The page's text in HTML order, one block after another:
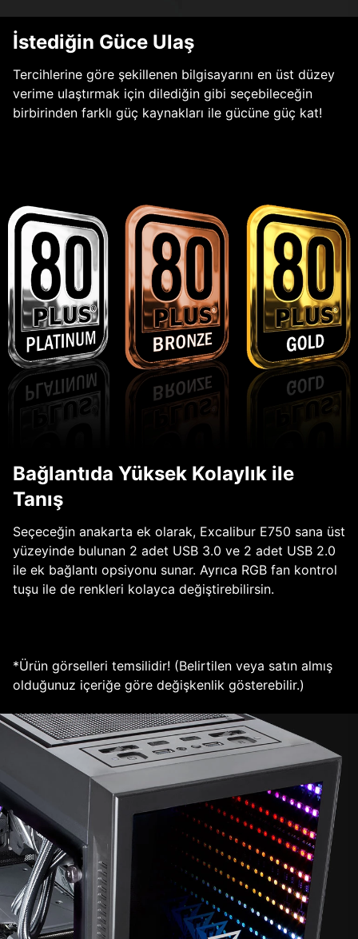
İstediğin Güce Ulaş
Tercihlerine göre şekillenen bilgisayarını en üst düzey
verime ulaştırmak için dilediğin gibi seçebileceğin
birbirinden farklı güç kaynakları ile gücüne güç kat!
Bağlantıda Yüksek Kolaylık ile
Tanış
Seçeceğin anakarta ek olarak, Excalibur E750 sana üst
yüzeyinde bulunan 2 adet USB 3.0 ve 2 adet USB 2.0
ile ek bağlantı opsiyonu sunar. Ayrıca RGB fan kontrol
tuşu ile de renkleri kolayca değiştirebilirsin.
*Ürün görselleri temsilidir! (Belirtilen veya satın almış
olduğunuz içeriğe göre değişkenlik gösterebilir.)